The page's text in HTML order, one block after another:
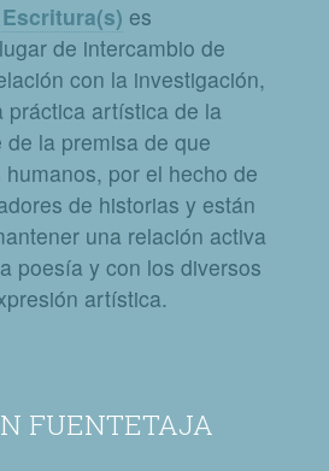
es
de intercambio de
con la investigación,
práctica artística de la
la premisa de que
por el hecho de
de historias y están
una relación activa
poesía y con los diversos
artística.
FUENTETAJA